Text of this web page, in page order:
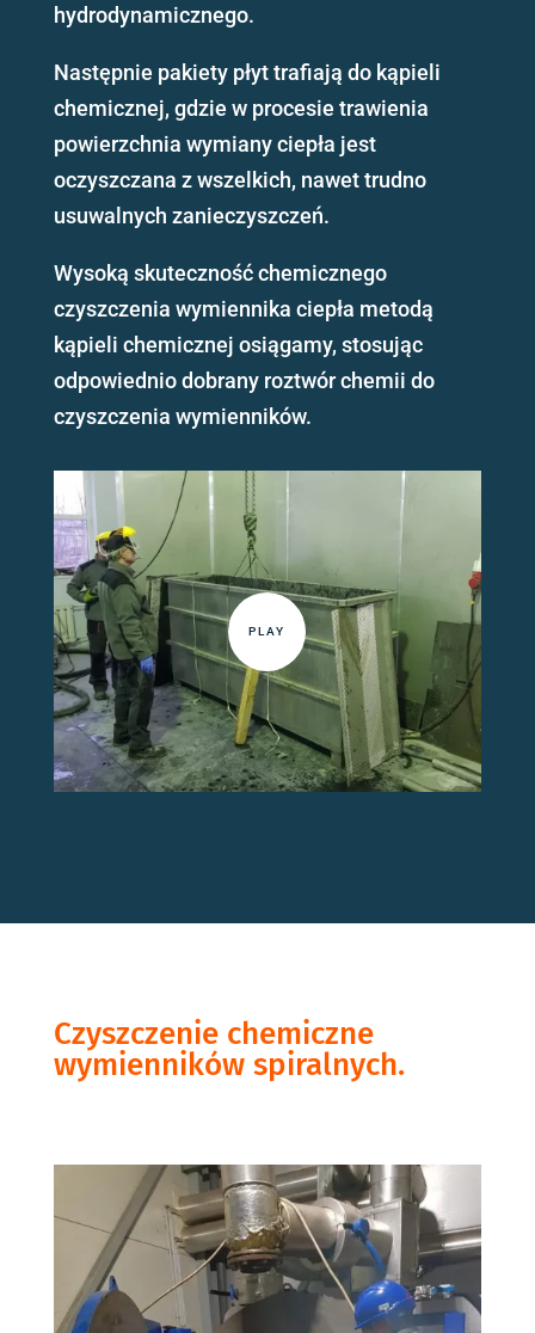
hydrodynamicznego.
Następnie pakiety płyt trafiają do kąpieli
chemicznej, gdzie w procesie trawienia
powierzchnia wymiany ciepła jest
oczyszczana z wszelkich, nawet trudno
usuwalnych zanieczyszczeń.
Wysoką skuteczność chemicznego
czyszczenia wymiennika ciepła metodą
kąpieli chemicznej osiągamy, stosując
odpowiednio dobrany roztwór chemii do
czyszczenia wymienników.
Czyszczenie chemiczne
wymienników spiralnych.